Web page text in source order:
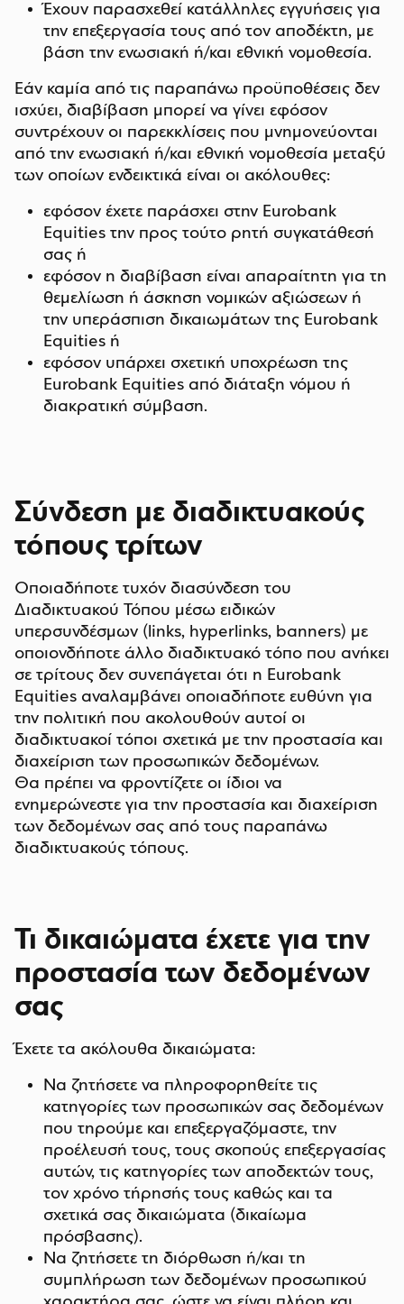
Έχουν παρασχεθεί κατάλληλες εγγυήσεις για
την επεξεργασία τους από τον αποδέκτη, με
βάση την ενωσιακή ή/και εθνική νομοθεσία.
Εάν καμία από τις παραπάνω προϋποθέσεις δεν
ισχύει, διαβίβαση μπορεί να γίνει εφόσον
συντρέχουν οι παρεκκλίσεις που μνημονεύονται
από την ενωσιακή ή/και εθνική νομοθεσία μεταξύ
των οποίων ενδεικτικά είναι οι ακόλουθες:
εφόσον έχετε παράσχει στην Eurobank
Equities την προς τούτο ρητή συγκατάθεσή
σας ή
εφόσον η διαβίβαση είναι απαραίτητη για τη
θεμελίωση ή άσκηση νομικών αξιώσεων ή
την υπεράσπιση δικαιωμάτων της Eurobank
Equities ή
εφόσον υπάρχει σχετική υποχρέωση της
Eurobank Equities από διάταξη νόμου ή
διακρατική σύμβαση.
Σύνδεση με διαδικτυακούς
τόπους τρίτων
Οποιαδήποτε τυχόν διασύνδεση του
Διαδικτυακού Τόπου μέσω ειδικών
υπερσυνδέσμων (links, hyperlinks, banners) με
οποιονδήποτε άλλο διαδικτυακό τόπο που ανήκει
σε τρίτους δεν συνεπάγεται ότι η Eurobank
Equities αναλαμβάνει οποιαδήποτε ευθύνη για
την πολιτική που ακολουθούν αυτοί οι
διαδικτυακοί τόποι σχετικά με την προστασία και
διαχείριση των προσωπικών δεδομένων.
Θα πρέπει να φροντίζετε οι ίδιοι να
ενημερώνεστε για την προστασία και διαχείριση
των δεδομένων σας από τους παραπάνω
διαδικτυακούς τόπους.
Τι δικαιώματα έχετε για την
προστασία των δεδομένων
σας
Έχετε τα ακόλουθα δικαιώματα:
Να ζητήσετε να πληροφορηθείτε τις
κατηγορίες των προσωπικών σας δεδομένων
που τηρούμε και επεξεργαζόμαστε, την
προέλευσή τους, τους σκοπούς επεξεργασίας
αυτών, τις κατηγορίες των αποδεκτών τους,
τον χρόνο τήρησής τους καθώς και τα
σχετικά σας δικαιώματα (δικαίωμα
πρόσβασης).
Να ζητήσετε τη διόρθωση ή/και τη
συμπλήρωση των δεδομένων προσωπικού